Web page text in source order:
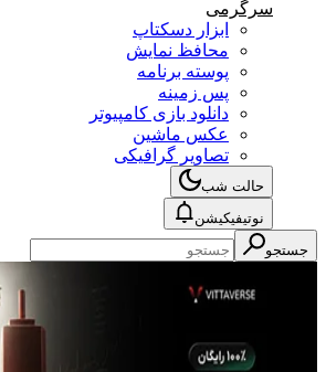
سرگرمی
ابزار دسکتاپ
محافظ نمایش
پوسته برنامه
پس زمینه
دانلود بازی کامپیوتر
عکس ماشین
تصاویر گرافیکی
حالت شب
نوتیفیکیشن
جستجو